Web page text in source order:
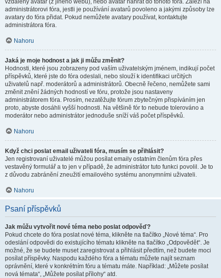
vzdálený avatar (z jiného webu), nebo avatar nahrát do tohoto fóra. Záleží na
administrátorovi fóra, jestli je používání avatarů povoleno a jakými způsoby lze
avatary do fóra přidat. Pokud nemůžete avatary používat, kontaktujte
administrátora fóra.
Nahoru
Jaká je moje hodnost a jak ji můžu změnit?
Hodnosti, které jsou zobrazeny pod vaším uživatelským jménem, indikují počet
příspěvků, které jste do fóra odeslali, nebo slouží k identifikaci určitých
uživatelů např. moderátorů a administrátorů. Obecně řečeno, nemůžete sami
změnit znění žádných hodností ve fóru, protože jsou nastaveny
administrátorem fóra. Prosím, nezatěžujte fórum zbytečným přispíváním jen
proto, abyste dosáhli vyšší hodnosti. Na většině fór to nebude tolerováno a
moderátor nebo administrátor jednoduše sníží váš počet příspěvků.
Nahoru
Když chci poslat email uživateli fóra, musím se přihlásit?
Jen registrovaní uživatelé můžou posílat emaily ostatním členům fóra přes
vestavěný formulář a to jen v případě, že administrátor tuto funkci povolil. Je to
z důvodu zabránění zneužití emailového systému anonymními uživateli.
Nahoru
Psaní příspěvků
Jak můžu vytvořit nové téma nebo poslat odpověď?
Pokud chcete do fóra poslat nové téma, klikněte na tlačítko „Nové téma“. Pro
odeslání odpovědi do existujícího tématu klikněte na tlačítko „Odpovědět“. Je
možné, že se budete muset zaregistrovat a přihlásit předtím, než budete moci
posílat příspěvky. Naspodu každého fóra a tématu můžete najít seznam
oprávnění, které v konkrétním fóru a tématu máte. Například: „Můžete posílat
nová témata“, „Můžete posílat přílohy“ atd.